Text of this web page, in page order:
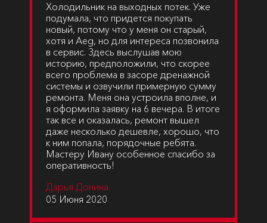
Холодильник на выходных потек. Уже
подумала, что придется покупать
новый, потому что у меня он старый,
хотя и Aeg, но для интереса позвонила
в сервис. Здесь выслушав мою
историю, предположили, что скорее
всего проблема в засоре дренажной
системы и озвучили примерную сумму
ремонта. Меня она устроила вполне, и
я оформила заявку на 6 вечера. В итоге
так все и оказалась, ремонт вышел
даже несколько дешевле, хорошо, что
к ним попала, порядочные ребята.
Мастеру Ивану особенное спасибо за
оперативность!
Дарья Донина
05 Июня 2020